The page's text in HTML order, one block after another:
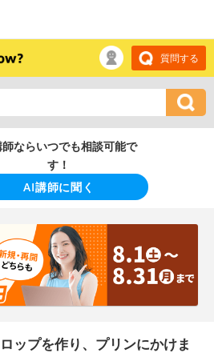
質問する
ならいつでも相談可能で
す！
AI講師に聞く
ップを作り、プリンにかけま